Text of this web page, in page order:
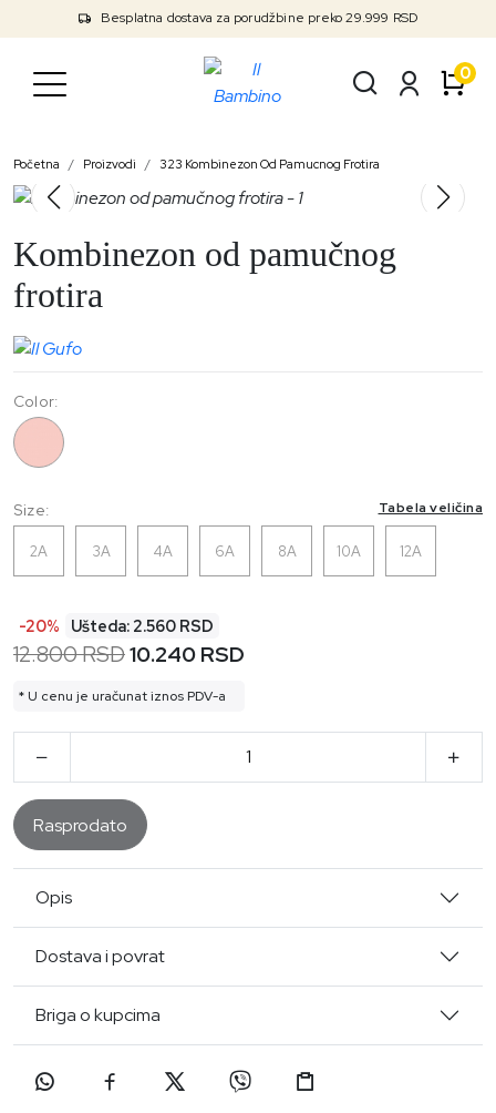
Besplatna dostava za porudžbine preko 29.999 RSD
0
Početna Proizvodi 323 Kombinezon Od Pamucnog Frotira
Kombinezon od pamučnog
frotira
Size: Tabela veličina
2A 3A 4A 6A 8A 10A 12A
Color:
-20% Ušteda: 2.560 RSD
12.800 RSD10.240 RSD
* U cenu je uračunat iznos PDV-a
Rasprodato
Opis
Dostava i povrat
Briga o kupcima